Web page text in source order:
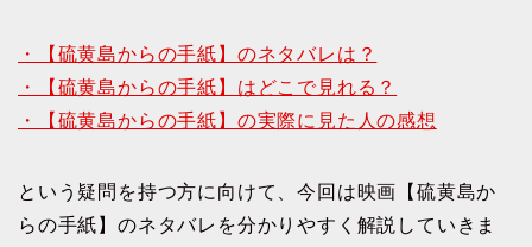
・【硫黄島からの手紙】のネタバレは？
・【硫黄島からの手紙】はどこで見れる？
・【硫黄島からの手紙】の実際に見た人の感想
という疑問を持つ方に向けて、今回は映画【硫黄島か
らの手紙】のネタバレを分かりやすく解説していきま